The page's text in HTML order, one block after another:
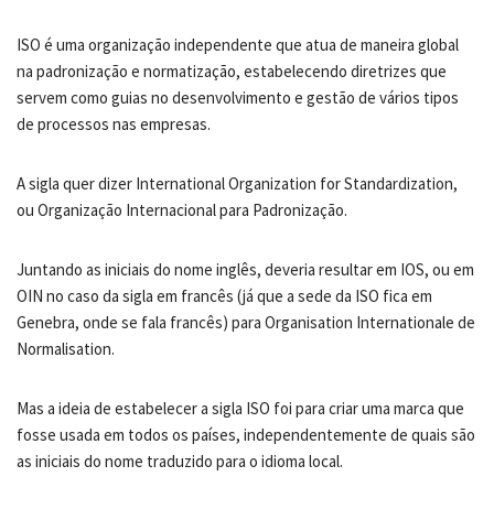
ISO é uma organização independente que atua de maneira global
na padronização e normatização, estabelecendo diretrizes que
servem como guias no desenvolvimento e gestão de vários tipos
de processos nas empresas.
A sigla quer dizer International Organization for Standardization,
ou Organização Internacional para Padronização.
Juntando as iniciais do nome inglês, deveria resultar em IOS, ou em
OIN no caso da sigla em francês (já que a sede da ISO fica em
Genebra, onde se fala francês) para Organisation Internationale de
Normalisation.
Mas a ideia de estabelecer a sigla ISO foi para criar uma marca que
fosse usada em todos os países, independentemente de quais são
as iniciais do nome traduzido para o idioma local.